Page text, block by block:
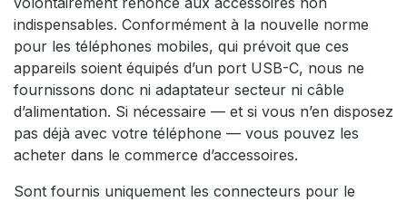
indispensables. Conformément à la nouvelle norme
pour les téléphones mobiles, qui prévoit que ces
appareils soient équipés d’un port USB-C, nous ne
fournissons donc ni adaptateur secteur ni câble
d’alimentation. Si nécessaire — et si vous n’en disposez
pas déjà avec votre téléphone — vous pouvez les
acheter dans le commerce d’accessoires.
Sont fournis uniquement les connecteurs pour le